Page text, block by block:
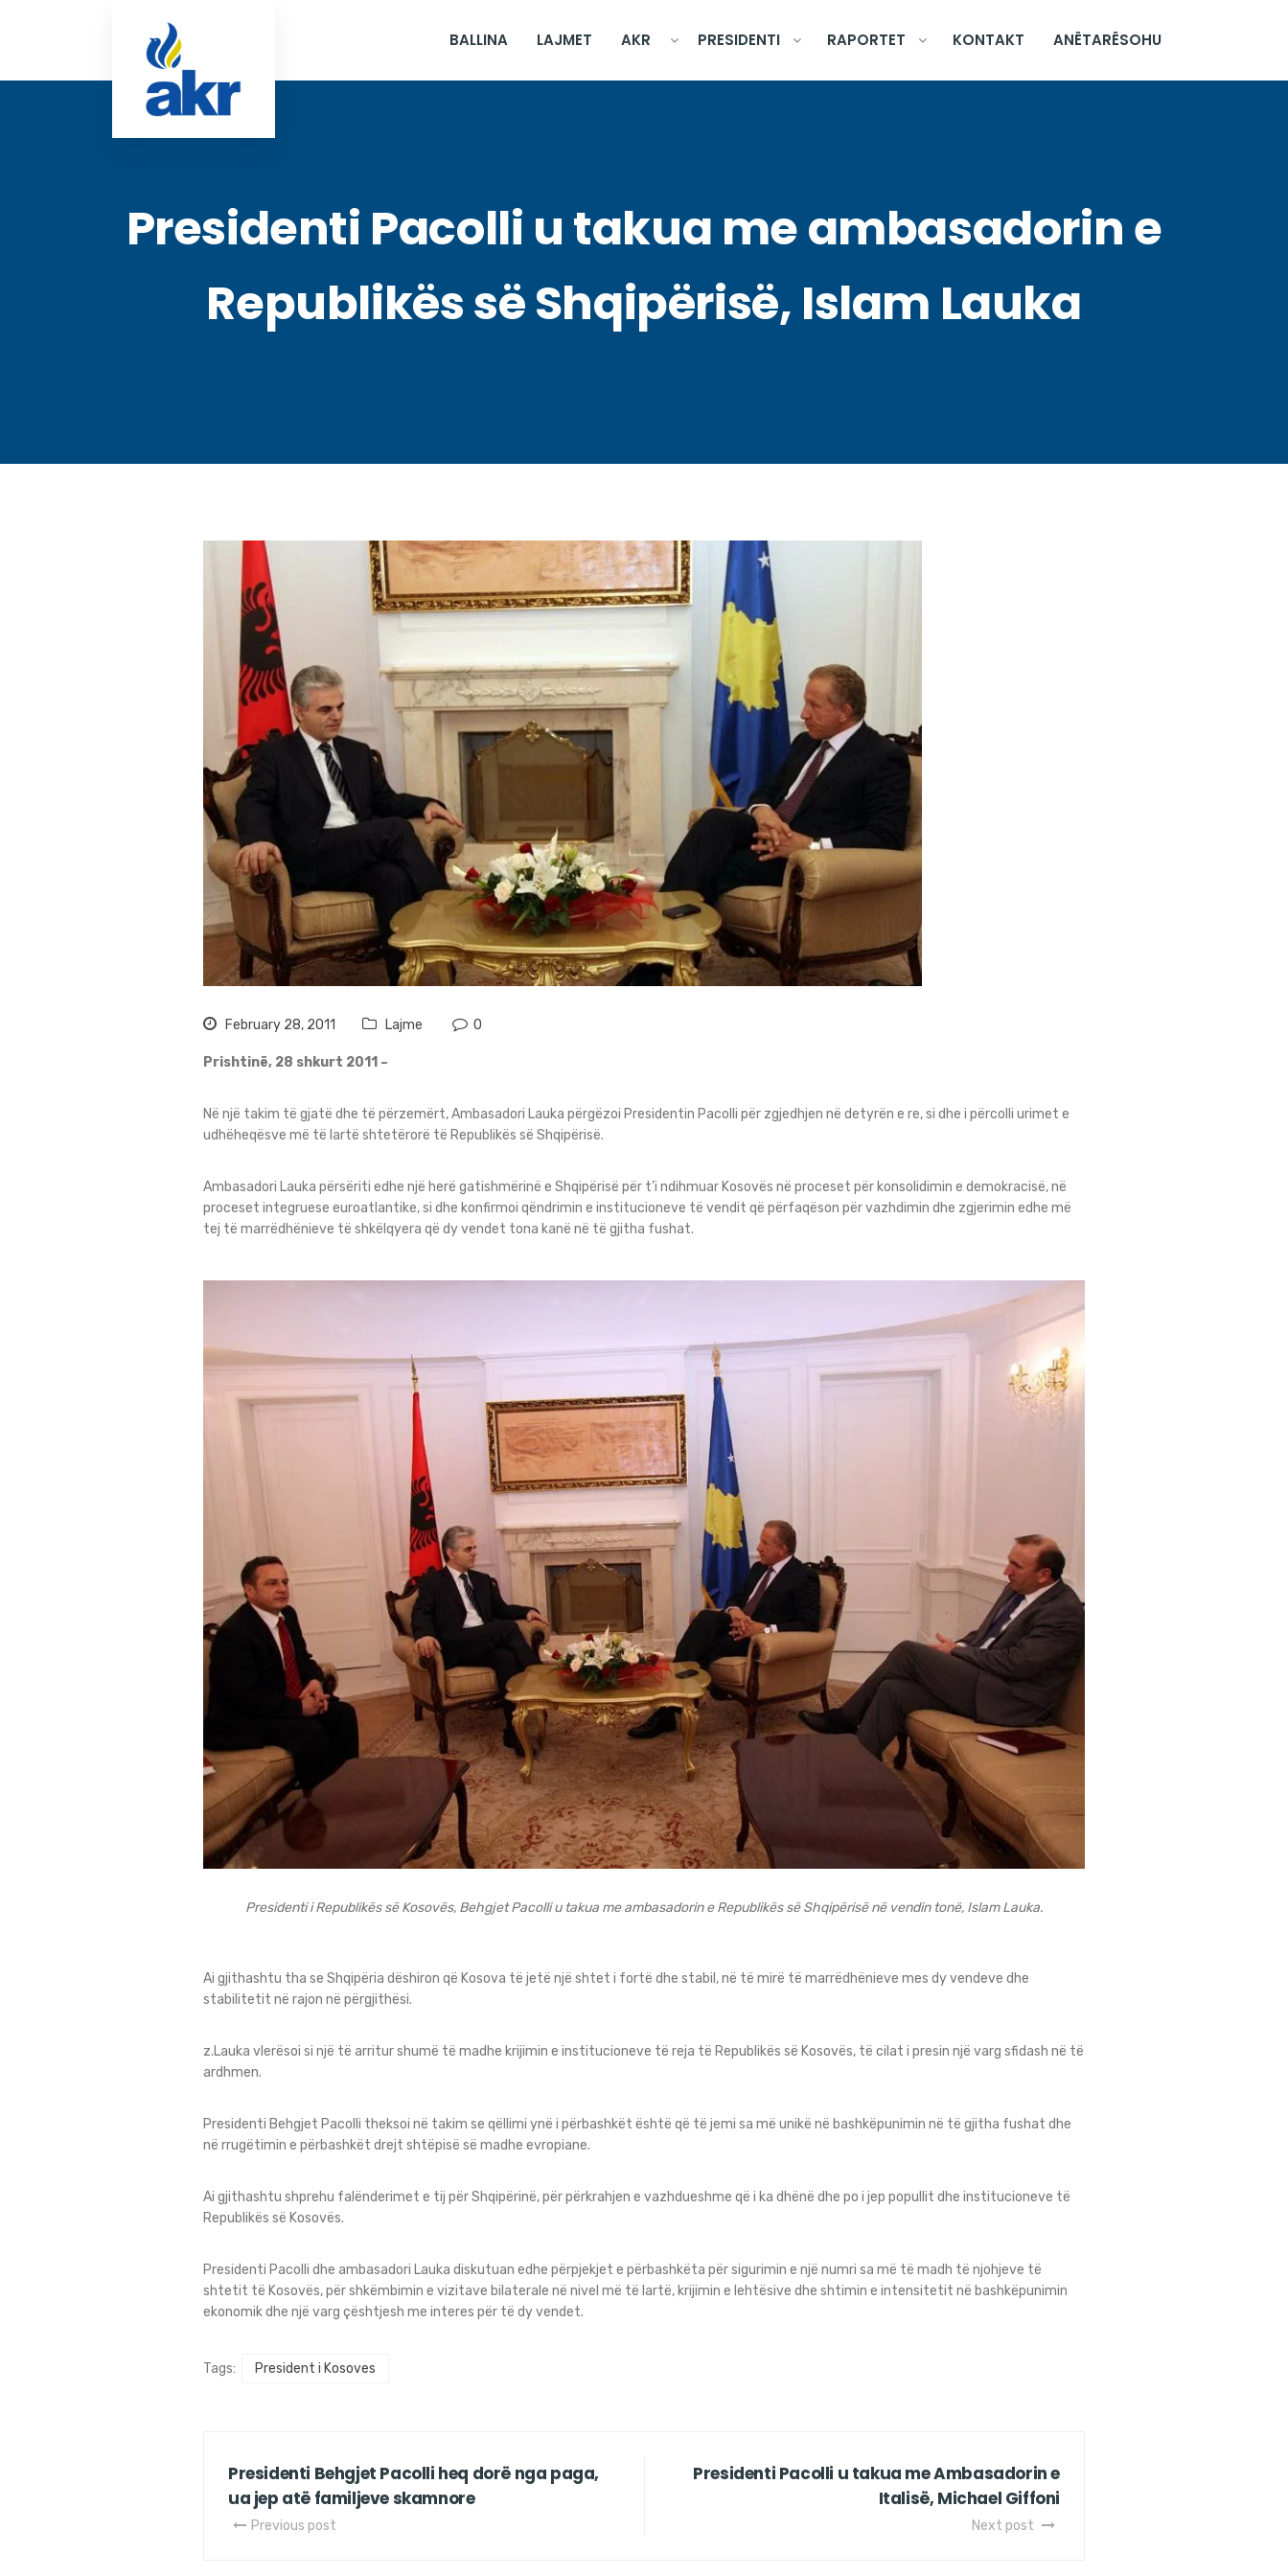
BALLINA LAJMET AKR PRESIDENTI RAPORTET KONTAKT ANËTARËSOHU
Presidenti Pacolli u takua me ambasadorin e
Republikës së Shqipërisë, Islam Lauka
February 28, 2011 Lajme 0
Prishtinë, 28 shkurt 2011 –
Në një takim të gjatë dhe të përzemërt, Ambasadori Lauka përgëzoi Presidentin Pacolli për zgjedhjen në detyrën e re, si dhe i përcolli urimet e
udhëheqësve më të lartë shtetërorë të Republikës së Shqipërisë.
Ambasadori Lauka përsëriti edhe një herë gatishmërinë e Shqipërisë për t’i ndihmuar Kosovës në proceset për konsolidimin e demokracisë, në
proceset integruese euroatlantike, si dhe konfirmoi qëndrimin e institucioneve të vendit që përfaqëson për vazhdimin dhe zgjerimin edhe më
tej të marrëdhënieve të shkëlqyera që dy vendet tona kanë në të gjitha fushat.
Presidenti i Republikës së Kosovës, Behgjet Pacolli u takua me ambasadorin e Republikës së Shqipërisë në vendin tonë, Islam Lauka.
Ai gjithashtu tha se Shqipëria dëshiron që Kosova të jetë një shtet i fortë dhe stabil, në të mirë të marrëdhënieve mes dy vendeve dhe
stabilitetit në rajon në përgjithësi.
z.Lauka vlerësoi si një të arritur shumë të madhe krijimin e institucioneve të reja të Republikës së Kosovës, të cilat i presin një varg sfidash në të
ardhmen.
Presidenti Behgjet Pacolli theksoi në takim se qëllimi ynë i përbashkët është që të jemi sa më unikë në bashkëpunimin në të gjitha fushat dhe
në rrugëtimin e përbashkët drejt shtëpisë së madhe evropiane.
Ai gjithashtu shprehu falënderimet e tij për Shqipërinë, për përkrahjen e vazhdueshme që i ka dhënë dhe po i jep popullit dhe institucioneve të
Republikës së Kosovës.
Presidenti Pacolli dhe ambasadori Lauka diskutuan edhe përpjekjet e përbashkëta për sigurimin e një numri sa më të madh të njohjeve të
shtetit të Kosovës, për shkëmbimin e vizitave bilaterale në nivel më të lartë, krijimin e lehtësive dhe shtimin e intensitetit në bashkëpunimin
ekonomik dhe një varg çështjesh me interes për të dy vendet.
Tags: President i Kosoves
Presidenti Behgjet Pacolli heq dorë nga paga,
ua jep atë familjeve skamnore
Previous post
Presidenti Pacolli u takua me Ambasadorin e
Italisë, Michael Giffoni
Next post